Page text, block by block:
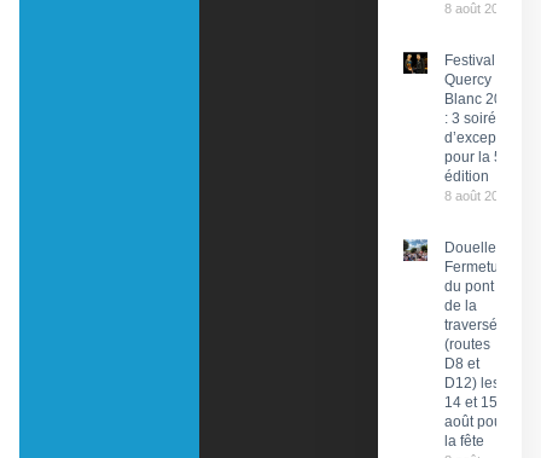
8 août 2026
Festival du
Quercy
Blanc 2026
: 3 soirées
d’exception
pour la 58e
édition
8 août 2026
Douelle :
Fermeture
du pont et
de la
traversée
(routes
D8 et
D12) les
14 et 15
août pour
la fête